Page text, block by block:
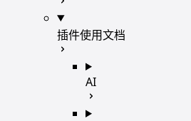
插件使用文档
AI